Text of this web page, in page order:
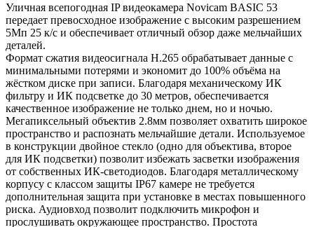
Уличная всепогодная IP видеокамера Novicam BASIC 53
передает превосходное изображение с высоким разрешением
5Мп 25 к/с и обеспечивает отличный обзор даже мельчайших
деталей.
Формат сжатия видеосигнала H.265 обрабатывает данные с
минимальными потерями и экономит до 100% объёма на
жёстком диске при записи. Благодаря механическому ИК
фильтру и ИК подсветке до 30 метров, обеспечивается
качественное изображение не только днем, но и ночью.
Мегапиксельный объектив 2.8мм позволяет охватить широкое
пространство и распознать мельчайшие детали. Используемое
в конструкции двойное стекло (одно для объектива, второе
для ИК подсветки) позволит избежать засветки изображения
от собственных ИК-светодиодов. Благодаря металлическому
корпусу с классом защиты IP67 камере не требуется
дополнительная защита при установке в местах повышенного
риска. Аудиовход позволит подключить микрофон и
прослушивать окружающее пространство. Простота